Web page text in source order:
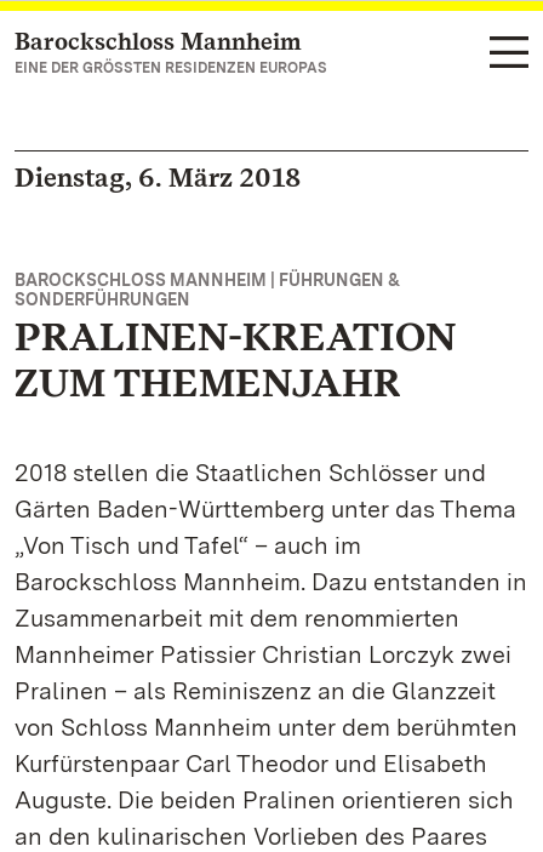
Zum Hauptinhalt springen
Barockschloss Mannheim
EINE DER GRÖSSTEN RESIDENZEN EUROPAS
Dienstag, 6. März 2018
BAROCKSCHLOSS MANNHEIM | FÜHRUNGEN &
SONDERFÜHRUNGEN
PRALINEN-KREATION
ZUM THEMENJAHR
2018 stellen die Staatlichen Schlösser und
Gärten Baden-Württemberg unter das Thema
„Von Tisch und Tafel“ – auch im
Barockschloss Mannheim. Dazu entstanden in
Zusammenarbeit mit dem renommierten
Mannheimer Patissier Christian Lorczyk zwei
Pralinen – als Reminiszenz an die Glanzzeit
von Schloss Mannheim unter dem berühmten
Kurfürstenpaar Carl Theodor und Elisabeth
Auguste. Die beiden Pralinen orientieren sich
an den kulinarischen Vorlieben des Paares